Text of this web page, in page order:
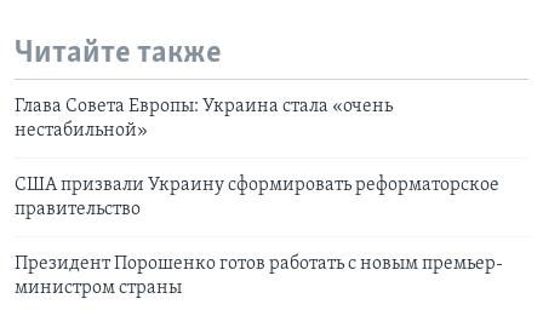
Читайте также
Глава Совета Европы: Украина стала «очень
нестабильной»
США призвали Украину сформировать реформаторское
правительство
Президент Порошенко готов работать с новым премьер-
министром страны